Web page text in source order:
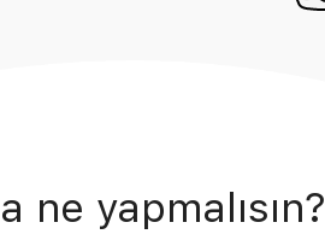
ne yapmalısın?